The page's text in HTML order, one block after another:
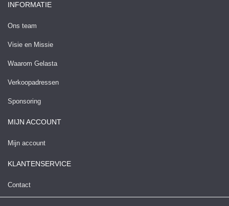
INFORMATIE
Ons team
Visie en Missie
Waarom Gelasta
Verkoopadressen
Sponsoring
MIJN ACCOUNT
Mijn account
KLANTENSERVICE
Contact